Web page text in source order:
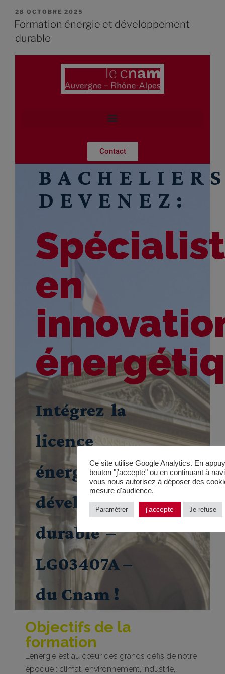
28 OCTOBRE 2025
Formation énergie et développement
durable
Contact
DEVENEZ:
en
Intégrez la
licence
énergie et
développement
durable –
LG03407A –
du Cnam !
Objectifs de la
formation
L’énergie est au cœur des grands défis de notre
époque : climat, environnement, industrie,
Ce site utilise Google Analytics. En
bouton "j'accepte" ou en continuant à
vous nous autorisez à déposer des
mesure d'audience.
Paramétrer j'accepte Je refuse